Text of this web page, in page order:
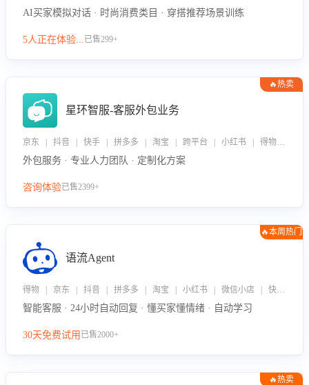
AI买家模拟对话 · 时尚消费类目 · 穿搭推荐场景训练
5人正在体验...已售299+
🔥热卖
星环智服-客服外包业务
京东 | 抖音 | 快手 | 拼多多 | 淘宝 | 跨平台 | 小红书 | 得物 | 企业微信
外包服务 · 专业人力团队 · 定制化方案
咨询体验已售2399+
🔥本周热门
语流Agent
得物 | 京东 | 抖音 | 拼多多 | 淘宝 | 小红书 | 微信小店 | 快手 | 唯品会
智能客服 · 24小时自动回复 · 懂买家懂情绪 · 自动学习
30天免费试用 已售2000+
🔥热卖